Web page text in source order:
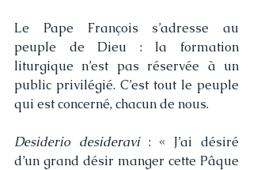
Le Pape François s’adresse au
peuple de Dieu : la formation
liturgique n’est pas réservée à un
public privilégié. C’est tout le peuple
qui est concerné, chacun de nous.
Desiderio desideravi : « J’ai désiré
d’un grand désir manger cette Pâque